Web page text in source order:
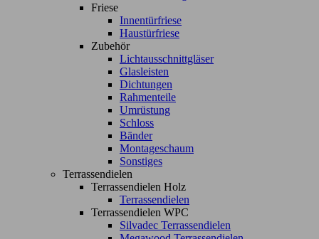
Friese
Innentürfriese
Haustürfriese
Zubehör
Lichtausschnittgläser
Glasleisten
Dichtungen
Rahmenteile
Umrüstung
Schloss
Bänder
Montageschaum
Sonstiges
Terrassendielen
Terrassendielen Holz
Terrassendielen
Terrassendielen WPC
Silvadec Terrassendielen